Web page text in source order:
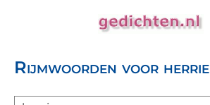
Rijmwoorden voor herrie